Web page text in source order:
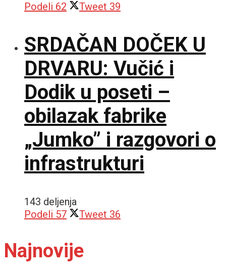
Podeli 62 Tweet 39
SRDAČAN DOČEK U
DRVARU: Vučić i
Dodik u poseti –
obilazak fabrike
„Jumko” i razgovori o
infrastrukturi
143 deljenja
Podeli 57 Tweet 36
Najnovije